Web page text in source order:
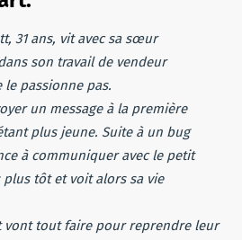
31 ans, vit avec sa sœur
son travail de vendeur
le passionne pas.
un message à la première
plus jeune. Suite à un bug
à communiquer avec le petit
plus tôt et voit alors sa vie
vont tout faire pour reprendre leur